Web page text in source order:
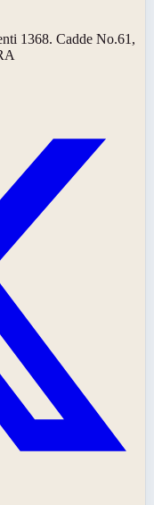
1368. Cadde No.61,